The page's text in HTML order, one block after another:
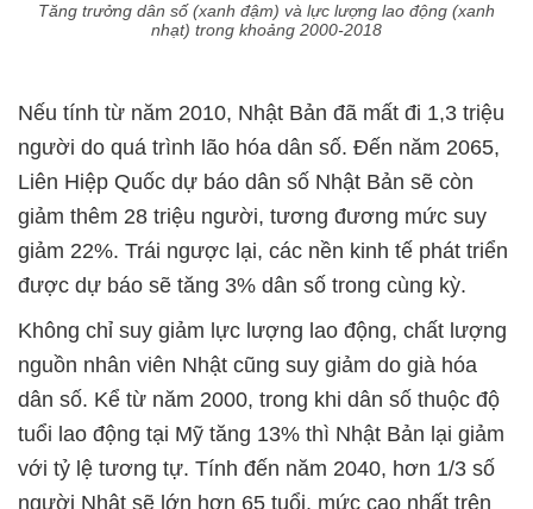
Tăng trưởng dân số (xanh đậm) và lực lượng lao động (xanh
nhạt) trong khoảng 2000-2018
Nếu tính từ năm 2010, Nhật Bản đã mất đi 1,3 triệu
người do quá trình lão hóa dân số. Đến năm 2065,
Liên Hiệp Quốc dự báo dân số Nhật Bản sẽ còn
giảm thêm 28 triệu người, tương đương mức suy
giảm 22%. Trái ngược lại, các nền kinh tế phát triển
được dự báo sẽ tăng 3% dân số trong cùng kỳ.
Không chỉ suy giảm lực lượng lao động, chất lượng
nguồn nhân viên Nhật cũng suy giảm do già hóa
dân số. Kể từ năm 2000, trong khi dân số thuộc độ
tuổi lao động tại Mỹ tăng 13% thì Nhật Bản lại giảm
với tỷ lệ tương tự. Tính đến năm 2040, hơn 1/3 số
người Nhật sẽ lớn hơn 65 tuổi, mức cao nhất trên